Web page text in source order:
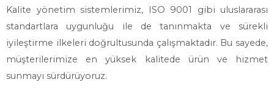
Kalite yönetim sistemlerimiz, ISO 9001 gibi uluslararası
standartlara uygunluğu ile de tanınmakta ve sürekli
iyileştirme ilkeleri doğrultusunda çalışmaktadır. Bu sayede,
müşterilerimize en yüksek kalitede ürün ve hizmet
sunmayı sürdürüyoruz.